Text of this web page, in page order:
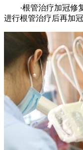
·根管治疗加冠修复
进行根管治疗后再加